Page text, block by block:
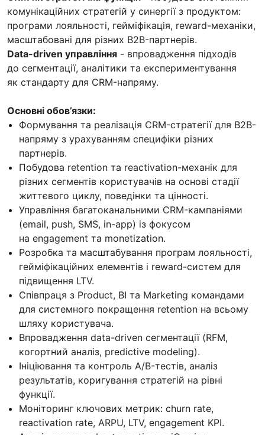
комунікаційних стратегій у синергії з продуктом:
програми лояльності, гейміфікація, reward-механіки,
масштабовані для різних B2B-партнерів.
Data-driven управління - впровадження підходів
до сегментації, аналітики та експериментування
як стандарту для CRM-напряму.
Основні обов’язки:
Формування та реалізація CRM-стратегії для B2B-
напряму з урахуванням специфіки різних
партнерів.
Побудова retention та reactivation-механік для
різних сегментів користувачів на основі стадії
життєвого циклу, поведінки та цінності.
Управління багатоканальними CRM-кампаніями
(email, push, SMS, in-app) із фокусом
на engagement та monetization.
Розробка та масштабування програм лояльності,
гейміфікаційних елементів і reward-систем для
підвищення LTV.
Співпраця з Product, BI та Marketing командами
для системного покращення retention на всьому
шляху користувача.
Впровадження data-driven сегментації (RFM,
когортний аналіз, predictive modeling).
Ініціювання та контроль A/B-тестів, аналіз
результатів, коригування стратегій на рівні
функції.
Моніторинг ключових метрик: churn rate,
reactivation rate, ARPU, LTV, engagement KPI.